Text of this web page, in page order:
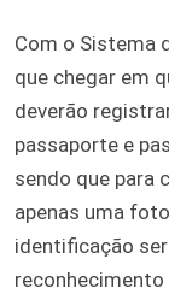
Com o Sistema
que chegar em
deverão
passaporte e
sendo que para
apenas uma
identificação